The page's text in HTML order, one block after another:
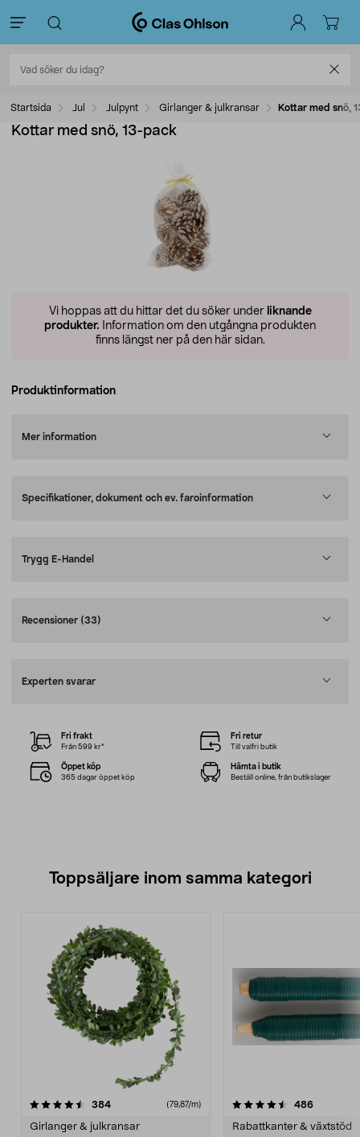
Startsida Jul Julpynt Girlanger & julkransar Kottar med snö,
Kottar med snö, 13-pack
Vi hoppas att du hittar det du söker under liknande
produkter. Information om den utgångna produkten
finns längst ner på den här sidan.
Produktinformation
Mer information
Specifikationer, dokument och ev. faroinformation
Trygg E-Handel
Recensioner (33)
Experten svarar
Fri frakt
Från 599 kr*
Fri retur
Till valfri butik
Öppet köp
365 dagar öppet köp
Hämta i butik
Beställ online, från butikslager
Toppsäljare inom samma kategori
384recensioner (79,87/m)
Girlanger & julkransar
4.5 av 5 stjärnor 486
Rabattkanter & växtstöd
4.5 av 5 stjärnor